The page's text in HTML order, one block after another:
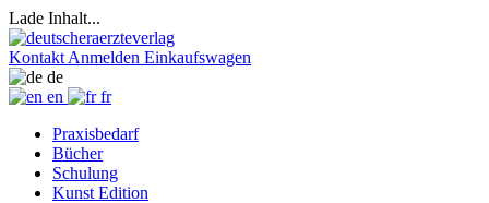
Lade Inhalt...
Kontakt Anmelden Einkaufswagen
de
en
fr
Praxisbedarf
Bücher
Schulung
Kunst Edition